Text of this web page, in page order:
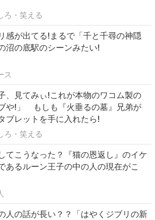
ろ・笑える
感が出てる!まるで「千と千尋の神隠
沼の底駅のシーンみたい!
ス
子、見てみぃ!これが本物のワコム製の
や!」 もしも『火垂るの墓』兄弟が
ブレットを手に入れたら!
ろ・笑える
てこうなった？『猫の恩返し』のイケ
あるルーン王子の中の人の現在がこ
人の話が長い？？「はやくジブリの新